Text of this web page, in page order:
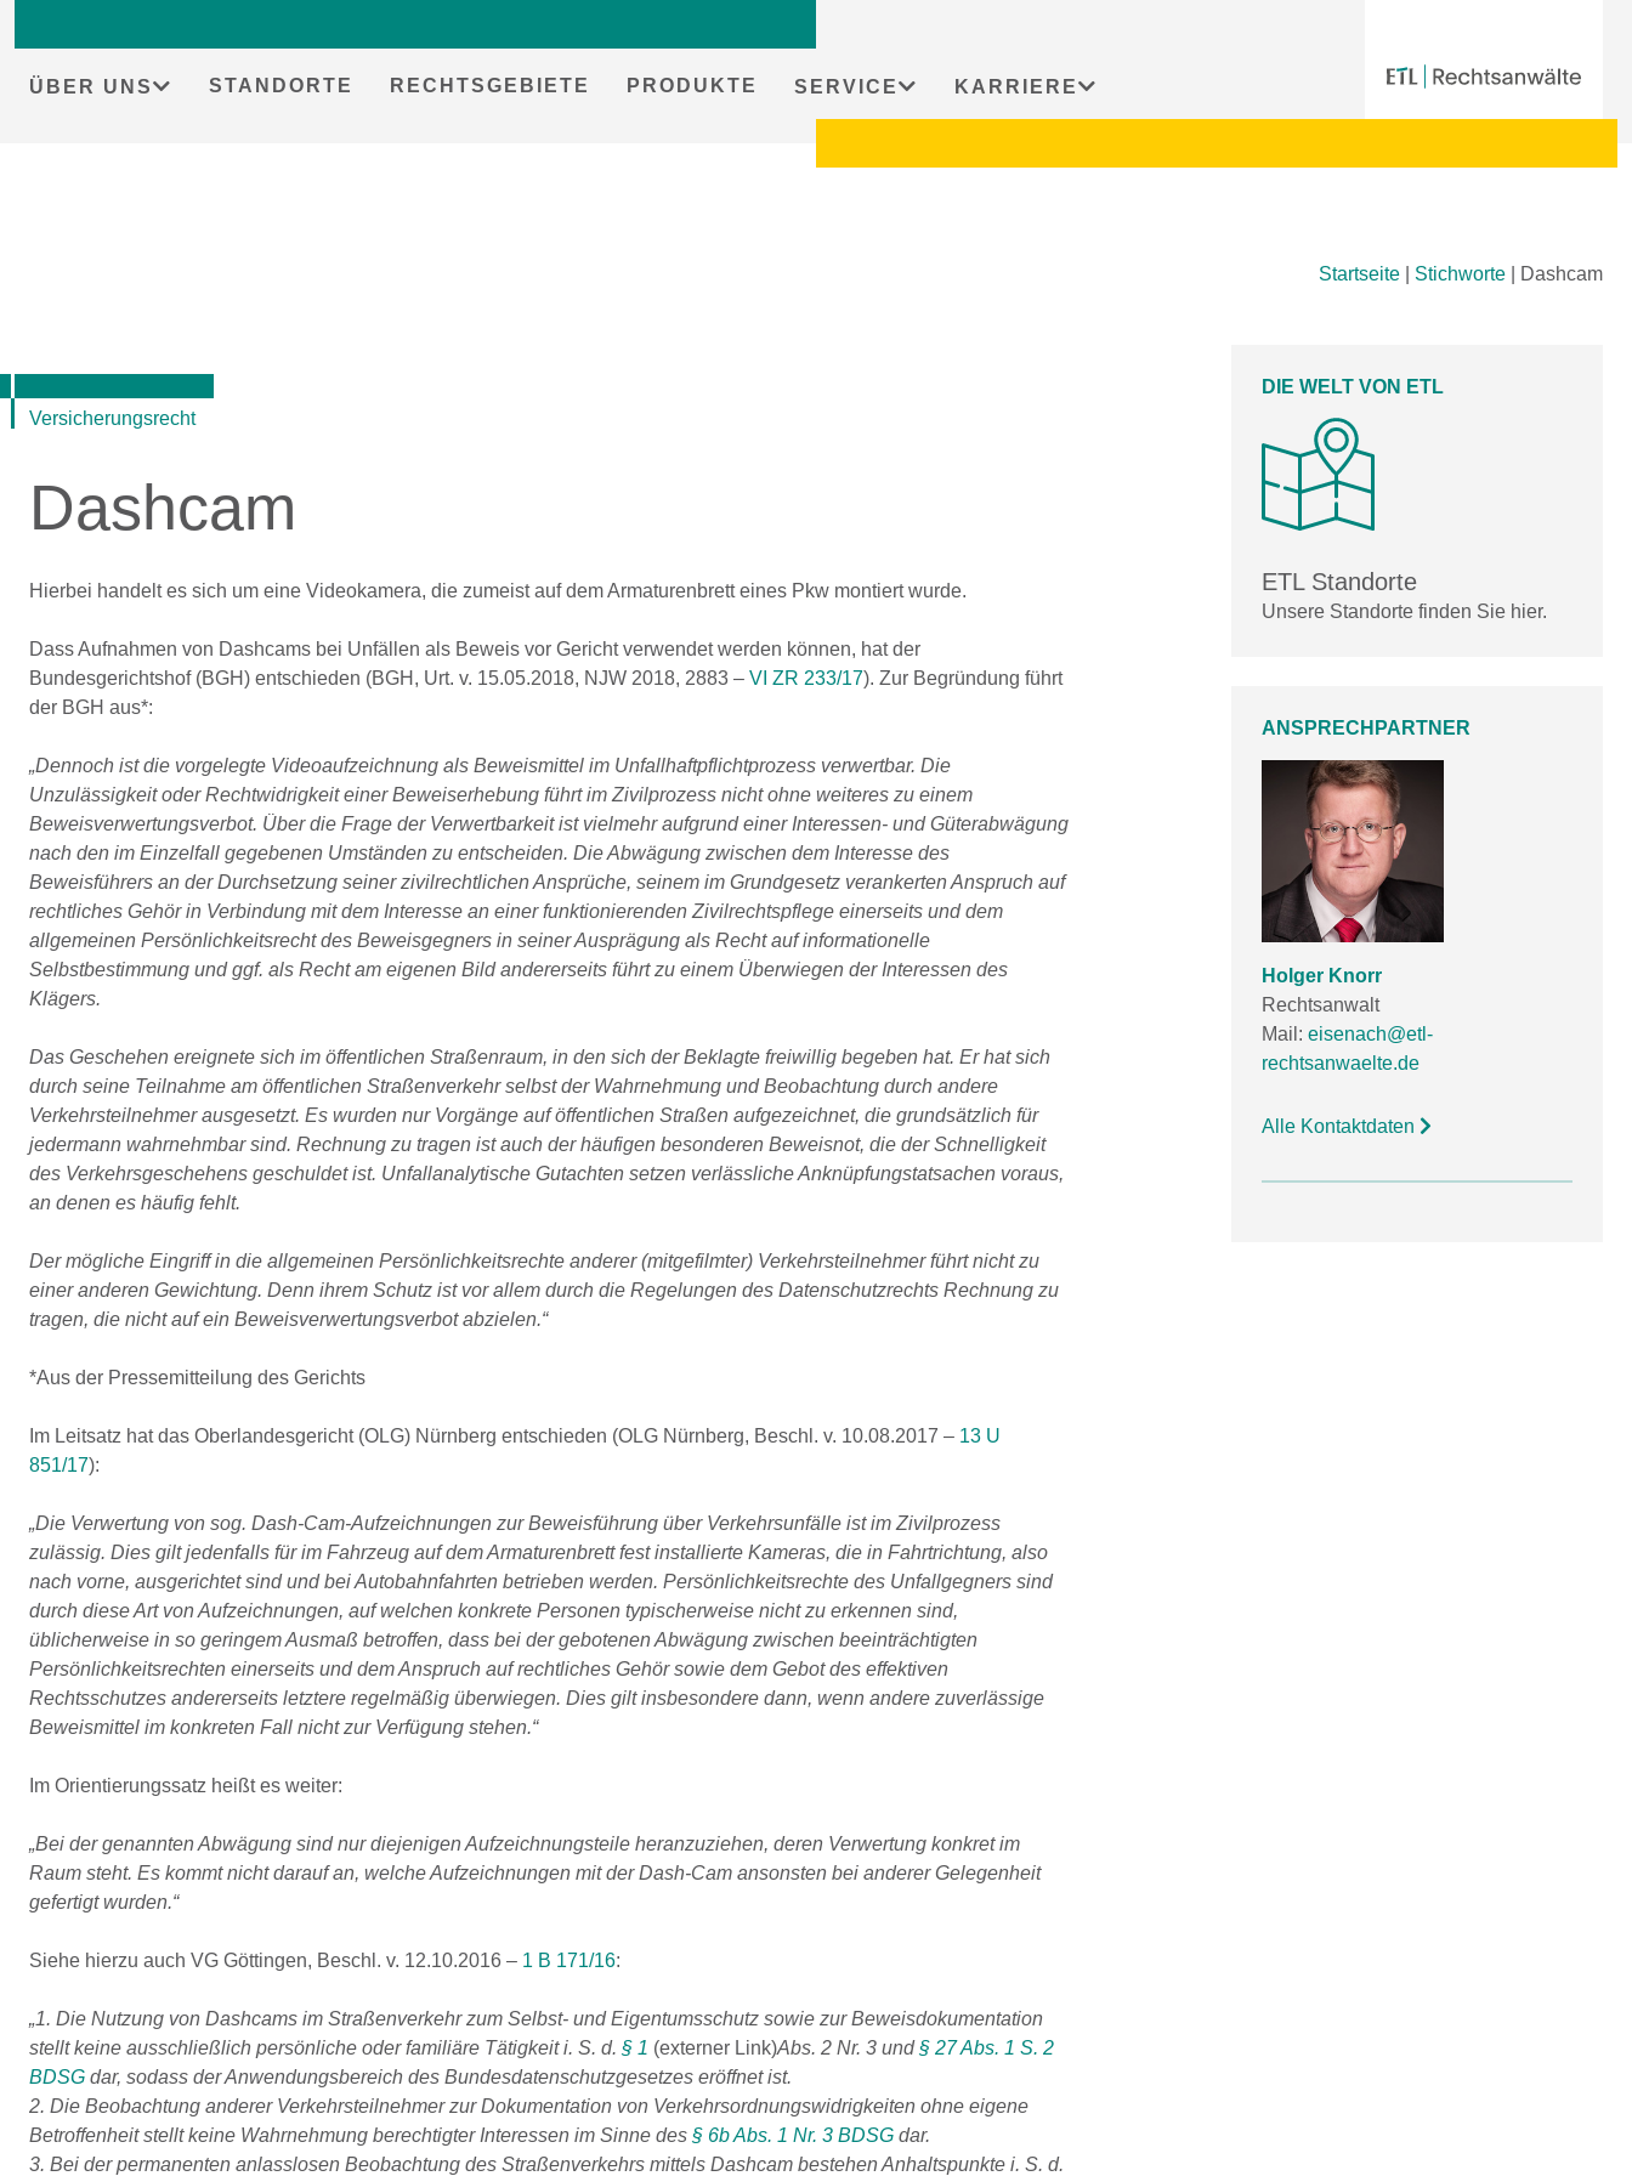
ÜBER UNS STANDORTE RECHTSGEBIETE PRODUKTE SERVICE KARRIERE
Startseite Stichworte Dashcam
Versicherungsrecht
Dashcam
Hierbei handelt es sich um eine Videokamera, die zumeist auf dem Armaturenbrett eines Pkw montiert wurde.
Dass Aufnahmen von Dashcams bei Unfällen als Beweis vor Gericht verwendet werden können, hat der
Bundesgerichtshof (BGH) entschieden (BGH, Urt. v. 15.05.2018, NJW 2018, 2883 – VI ZR 233/17). Zur Begründung führt
der BGH aus*:
„Dennoch ist die vorgelegte Videoaufzeichnung als Beweismittel im Unfallhaftpflichtprozess verwertbar. Die
Unzulässigkeit oder Rechtwidrigkeit einer Beweiserhebung führt im Zivilprozess nicht ohne weiteres zu einem
Beweisverwertungsverbot. Über die Frage der Verwertbarkeit ist vielmehr aufgrund einer Interessen- und Güterabwägung
nach den im Einzelfall gegebenen Umständen zu entscheiden. Die Abwägung zwischen dem Interesse des
Beweisführers an der Durchsetzung seiner zivilrechtlichen Ansprüche, seinem im Grundgesetz verankerten Anspruch auf
rechtliches Gehör in Verbindung mit dem Interesse an einer funktionierenden Zivilrechtspflege einerseits und dem
allgemeinen Persönlichkeitsrecht des Beweisgegners in seiner Ausprägung als Recht auf informationelle
Selbstbestimmung und ggf. als Recht am eigenen Bild andererseits führt zu einem Überwiegen der Interessen des
Klägers.
Das Geschehen ereignete sich im öffentlichen Straßenraum, in den sich der Beklagte freiwillig begeben hat. Er hat sich
durch seine Teilnahme am öffentlichen Straßenverkehr selbst der Wahrnehmung und Beobachtung durch andere
Verkehrsteilnehmer ausgesetzt. Es wurden nur Vorgänge auf öffentlichen Straßen aufgezeichnet, die grundsätzlich für
jedermann wahrnehmbar sind. Rechnung zu tragen ist auch der häufigen besonderen Beweisnot, die der Schnelligkeit
des Verkehrsgeschehens geschuldet ist. Unfallanalytische Gutachten setzen verlässliche Anknüpfungstatsachen voraus,
an denen es häufig fehlt.
Der mögliche Eingriff in die allgemeinen Persönlichkeitsrechte anderer (mitgefilmter) Verkehrsteilnehmer führt nicht zu
einer anderen Gewichtung. Denn ihrem Schutz ist vor allem durch die Regelungen des Datenschutzrechts Rechnung zu
tragen, die nicht auf ein Beweisverwertungsverbot abzielen.“
*Aus der Pressemitteilung des Gerichts
Im Leitsatz hat das Oberlandesgericht (OLG) Nürnberg entschieden (OLG Nürnberg, Beschl. v. 10.08.2017 – 13 U
851/17):
„Die Verwertung von sog. Dash-Cam-Aufzeichnungen zur Beweisführung über Verkehrsunfälle ist im Zivilprozess
zulässig. Dies gilt jedenfalls für im Fahrzeug auf dem Armaturenbrett fest installierte Kameras, die in Fahrtrichtung, also
nach vorne, ausgerichtet sind und bei Autobahnfahrten betrieben werden. Persönlichkeitsrechte des Unfallgegners sind
durch diese Art von Aufzeichnungen, auf welchen konkrete Personen typischerweise nicht zu erkennen sind,
üblicherweise in so geringem Ausmaß betroffen, dass bei der gebotenen Abwägung zwischen beeinträchtigten
Persönlichkeitsrechten einerseits und dem Anspruch auf rechtliches Gehör sowie dem Gebot des effektiven
Rechtsschutzes andererseits letztere regelmäßig überwiegen. Dies gilt insbesondere dann, wenn andere zuverlässige
Beweismittel im konkreten Fall nicht zur Verfügung stehen.“
Im Orientierungssatz heißt es weiter:
„Bei der genannten Abwägung sind nur diejenigen Aufzeichnungsteile heranzuziehen, deren Verwertung konkret im
Raum steht. Es kommt nicht darauf an, welche Aufzeichnungen mit der Dash-Cam ansonsten bei anderer Gelegenheit
gefertigt wurden.“
Siehe hierzu auch VG Göttingen, Beschl. v. 12.10.2016 – 1 B 171/16:
„1. Die Nutzung von Dashcams im Straßenverkehr zum Selbst- und Eigentumsschutz sowie zur Beweisdokumentation
stellt keine ausschließlich persönliche oder familiäre Tätigkeit i. S. d. § 1 (externer Link)Abs. 2 Nr. 3 und§ 27 Abs. 1 S. 2
BDSG dar, sodass der Anwendungsbereich des Bundesdatenschutzgesetzes eröffnet ist.
2. Die Beobachtung anderer Verkehrsteilnehmer zur Dokumentation von Verkehrsordnungswidrigkeiten ohne eigene
Betroffenheit stellt keine Wahrnehmung berechtigter Interessen im Sinne des § 6b Abs. 1 Nr. 3 BDSG dar.
3. Bei der permanenten anlasslosen Beobachtung des Straßenverkehrs mittels Dashcam bestehen Anhaltspunkte i. S. d.
DIE WELT VON ETL
ETL Standorte
Unsere Standorte finden Sie hier.
ANSPRECHPARTNER
Holger Knorr
Rechtsanwalt
Mail: eisenach@etl-
rechtsanwaelte.de
Alle Kontaktdaten